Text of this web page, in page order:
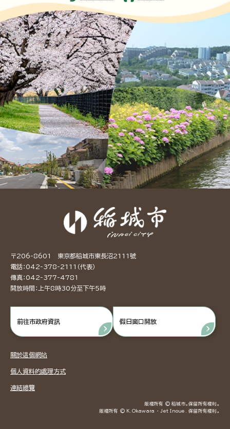
〒206-8601 東京都稻城市東長沼2111號
電話：042-378-2111（代表）
傳真：042-377-4781
開放時間：上午8時30分至下午5時
前往市政府資訊 假日窗口開放
關於這個網站
個人資料的處理方式
連結總覽
版權所有 © 稻城市。保留所有權利。
版權所有 © K.Okawara ・ Jet Inoue. 保留所有權利。